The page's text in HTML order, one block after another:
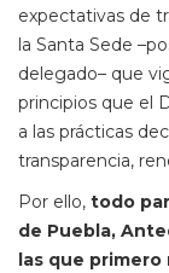
expectativas de
la Santa Sede
delegado– que
principios que el
a las prácticas
transparencia,
Por ello, todo
de Puebla,
las que primero